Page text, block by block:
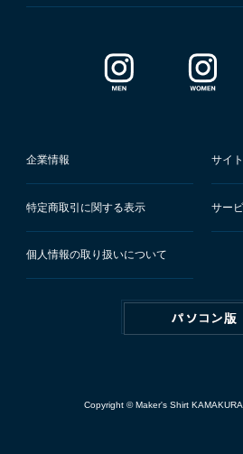
企業情報 サイ
特定商取引に関する表示 サー
個人情報の取り扱いについて
Copyright © Maker's Shirt KAMAKURA